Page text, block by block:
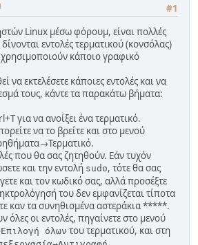
#1
Linux μέσω φόρουμ, είναι πολλές
εντολές τερματικού (κονσόλας)
χρησιμοποιούν κάποιο γραφικό
να εκτελέσετε κάποιες εντολές και να
τους, κάντε τα παρακάτω βήματα:
για να ανοίξει ένα τερματικό.
να το βρείτε και στο μενού
που θα σας ζητηθούν. Εάν τυχόν
και την εντολή sudo, τότε θα σας
και τον κωδικό σας, αλλά προσέξτε
του δεν εμφανίζεται τίποτα
καν τα συνηθισμένα αστεράκια *****.
όλες οι εντολές, πηγαίνετε στο μενού
όλων του τερματικού, και στη